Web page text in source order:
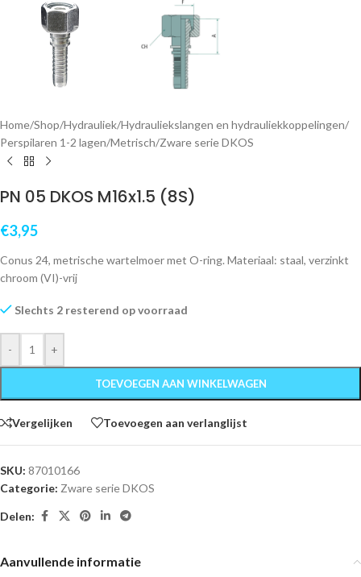
Home/Shop/Hydrauliek/Hydrauliekslangen en hydrauliekkoppelingen/
Perspilaren 1-2 lagen/Metrisch/Zware serie DKOS
PN 05 DKOS M16x1.5 (8S)
€3,95
Conus 24, metrische wartelmoer met O-ring. Materiaal: staal, verzinkt
chroom (VI)-vrij
Slechts 2 resterend op voorraad
- +
TOEVOEGEN AAN WINKELWAGEN
Vergelijken Toevoegen aan verlanglijst
SKU: 87010166
Categorie: Zware serie DKOS
Delen:
Aanvullende informatie